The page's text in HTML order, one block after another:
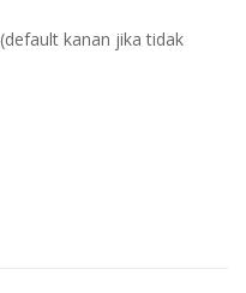
(default kanan jika tidak